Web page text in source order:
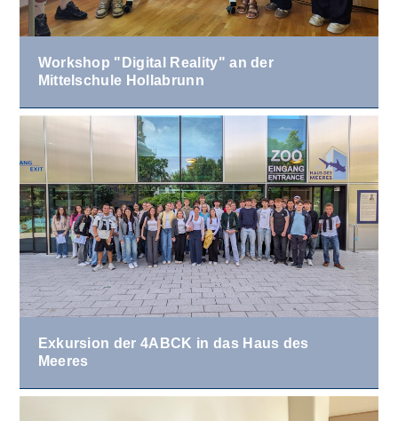
Workshop "Digital Reality" an der
Mittelschule Hollabrunn
Exkursion der 4ABCK in das Haus des
Meeres